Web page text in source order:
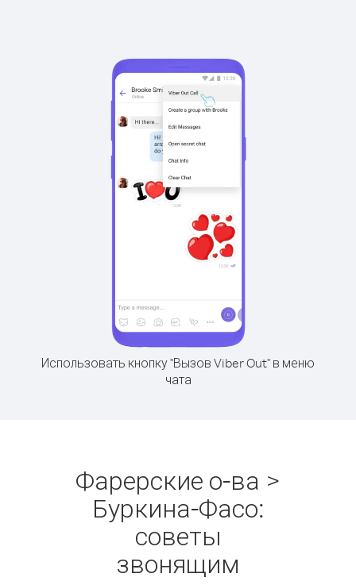
Использовать кнопку "Вызов Viber Out" в меню
чата
Фарерские о-ва >
Буркина-Фасо:
советы
звонящим